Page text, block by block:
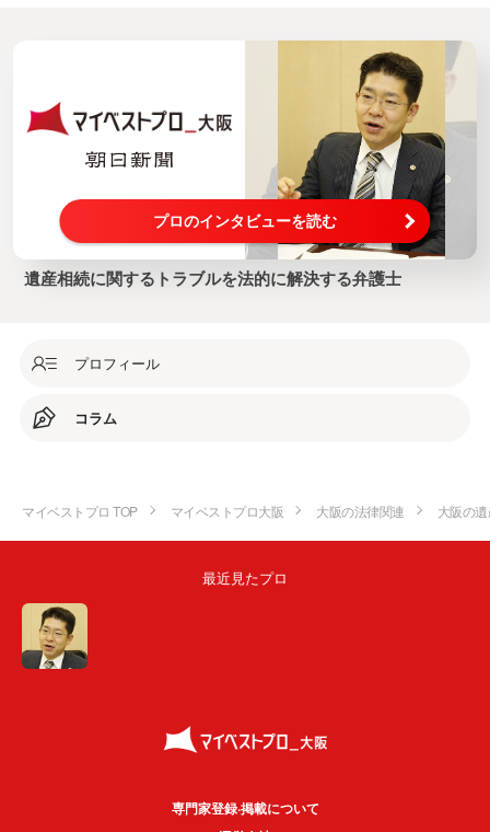
プロのインタビューを読む
遺産相続に関するトラブルを法的に解決する弁護士
プロフィール
コラム
マイベストプロ TOP マイベストプロ大阪 大阪の法律関連 大阪の
最近見たプロ
専門家登録·掲載について